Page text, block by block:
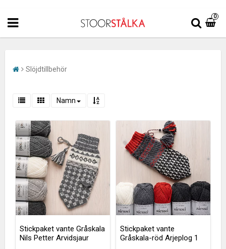
0
Slöjdtillbehör
Namn
Stickpaket vante Gråskala
Nils Petter Arvidsjaur
Stickpaket vante
Gråskala-röd Arjeplog 1